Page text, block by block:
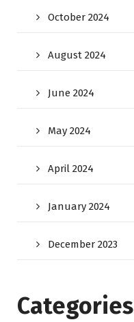
October 2024
August 2024
June 2024
May 2024
April 2024
January 2024
December 2023
Categories